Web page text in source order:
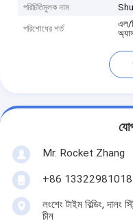
পরিচিতিমুলক নাম
পরিশোধের শর্ত
এল/
Mr. Rocket Zhang
+86 13322981018
লংশেং টাইম বিল্ডিং, দালং
চীন